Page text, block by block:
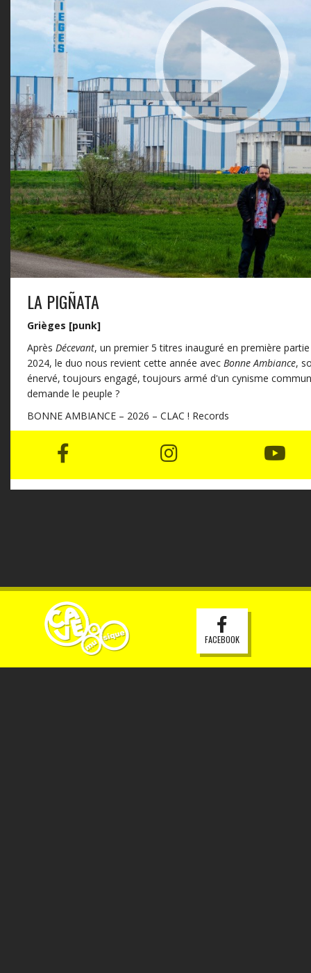
LA PIGÑATA
Grièges [punk]
Après Décevant, un premier 5 titres inauguré en première
2024, le duo nous revient cette année avec Bonne Ambiance,
énervé, toujours engagé, toujours armé d'un cynisme
demande le peuple ?
BONNE AMBIANCE – 2026 – CLAC ! Records
FACEBOOK